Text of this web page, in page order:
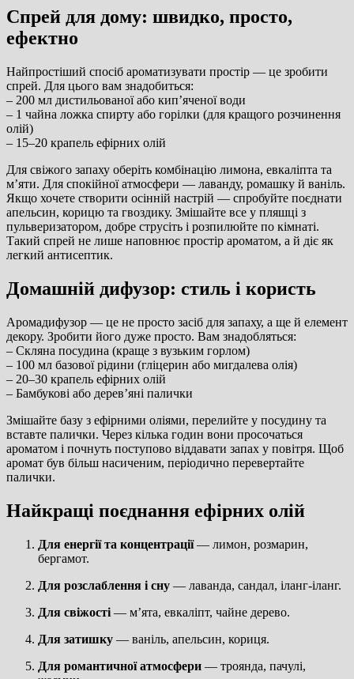
Спрей для дому: швидко, просто,
ефектно
Найпростіший спосіб ароматизувати простір — це зробити
спрей. Для цього вам знадобиться:
– 200 мл дистильованої або кип’яченої води
– 1 чайна ложка спирту або горілки (для кращого розчинення
олій)
– 15–20 крапель ефірних олій
Для свіжого запаху оберіть комбінацію лимона, евкаліпта та
м’яти. Для спокійної атмосфери — лаванду, ромашку й ваніль.
Якщо хочете створити осінній настрій — спробуйте поєднати
апельсин, корицю та гвоздику. Змішайте все у пляшці з
пульверизатором, добре струсіть і розпилюйте по кімнаті.
Такий спрей не лише наповнює простір ароматом, а й діє як
легкий антисептик.
Домашній дифузор: стиль і користь
Аромадифузор — це не просто засіб для запаху, а ще й елемент
декору. Зробити його дуже просто. Вам знадобляться:
– Скляна посудина (краще з вузьким горлом)
– 100 мл базової рідини (гліцерин або мигдалева олія)
– 20–30 крапель ефірних олій
– Бамбукові або дерев’яні палички
Змішайте базу з ефірними оліями, перелийте у посудину та
вставте палички. Через кілька годин вони просочаться
ароматом і почнуть поступово віддавати запах у повітря. Щоб
аромат був більш насиченим, періодично перевертайте
палички.
Найкращі поєднання ефірних олій
Для енергії та концентрації— лимон, розмарин,
бергамот.
Для розслаблення і сну — лаванда, сандал, іланг-іланг.
Для свіжості — м’ята, евкаліпт, чайне дерево.
Для затишку — ваніль, апельсин, кориця.
Для романтичної атмосфери — троянда, пачулі,